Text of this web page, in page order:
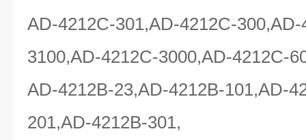
AD-4212C-301,AD-4212C-
3100,AD-4212C-3000,AD-
AD-4212B-23,AD-4212B-101,AD-
201,AD-4212B-301,